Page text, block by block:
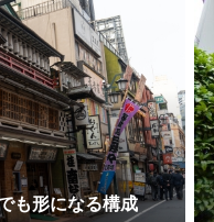
も形になる構成